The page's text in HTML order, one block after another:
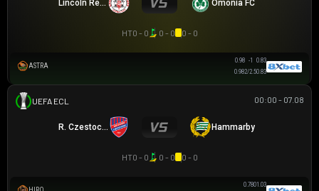
Lincoln Red Imps FC Omonia FC
HT0 - 0 0 - 0 0 - 0
ASTRA
1.00 -1
0.80
0.952/2.50.85
00:00 - 07.08
R. Czestochowa Hammarby
HT0 - 0 0 - 0 0 - 0
0.8001.00